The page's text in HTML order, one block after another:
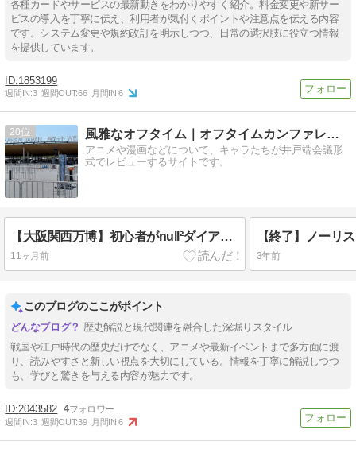
各種カードやサービスの最新動きをわかりやすく紹介。料金変更や新サー
ビスの導入を丁寧に伝え、利用者が気付くポイントや注意点を伝える内容
です。システム変更や規約改訂を明示しつつ、日常の選択肢に役立つ情報
を提供しています。
1853199
週間IN:3 週間OUT:66 月間IN:6
20 風雅なオフタイム｜オフタイムカンファレンス
アニメや漫画などについて、キャラたちが井戸端会議形
式でレビューするサイトです。
【大阪関西万博】初心者がnull²ダイアログモードなど当日予約で全勝の理由
11ヶ月前 3年前
このブログのここがポイント
歴史解説と現代関連を融合した深堀りスタイル
戦国や江戸時代の歴史だけでなく、アニメや最新イベントまで多方面に渡
り、読みやすさと新しい視点を大切にしている。情報を丁寧に解説しつつ
も、学びと驚きを与える内容が魅力です。
2043582 4
週間IN:3 週間OUT:39 月間IN:6